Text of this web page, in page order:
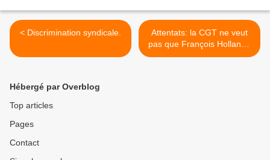
< Discrimination syndicale.
Attentats: la CGT ne veut
pas que François Hollande
fasse la guerre à Daech. >
Hébergé par Overblog
Top articles
Pages
Contact